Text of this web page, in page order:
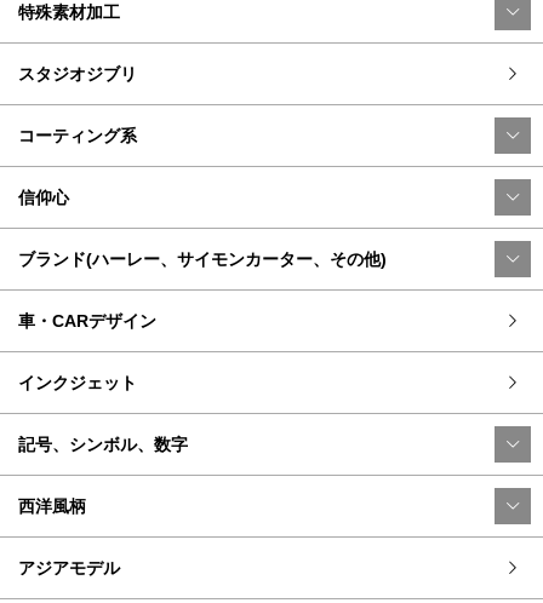
特殊素材加工
スタジオジブリ
コーティング系
信仰心
ブランド(ハーレー、サイモンカーター、その他)
車・CARデザイン
インクジェット
記号、シンボル、数字
西洋風柄
アジアモデル